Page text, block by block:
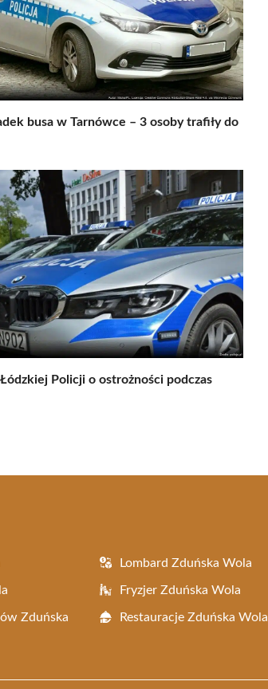
busa w Tarnówce – 3 osoby trafiły do
Policji o ostrożności podczas
Lombard Zduńska Wola
Fryzjer Zduńska Wola
Zduńska
Restauracje Zduńska Wola